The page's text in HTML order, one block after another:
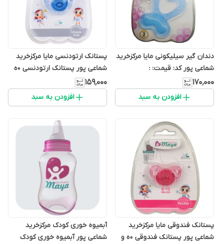
دندان گیر سیلیکونی مایا مرکزخرید
شماعی پور کد: قیمت: :
۱۷۰٬۰۰۰
افزودن به سبد
پستانک ارتودنسی مایا مرکزخرید
شماعی پور پستانک ارتودنسی ۰ه
کد:
۱۵۹٬۰۰۰
افزودن به سبد
پستانک فندوقی مایا مرکزخرید
شماعی پور پستانک فندوقی ۰ه و
آبمیوه خوری کودک مرکزخرید
شماعی پور آبمیوه خوری کودک